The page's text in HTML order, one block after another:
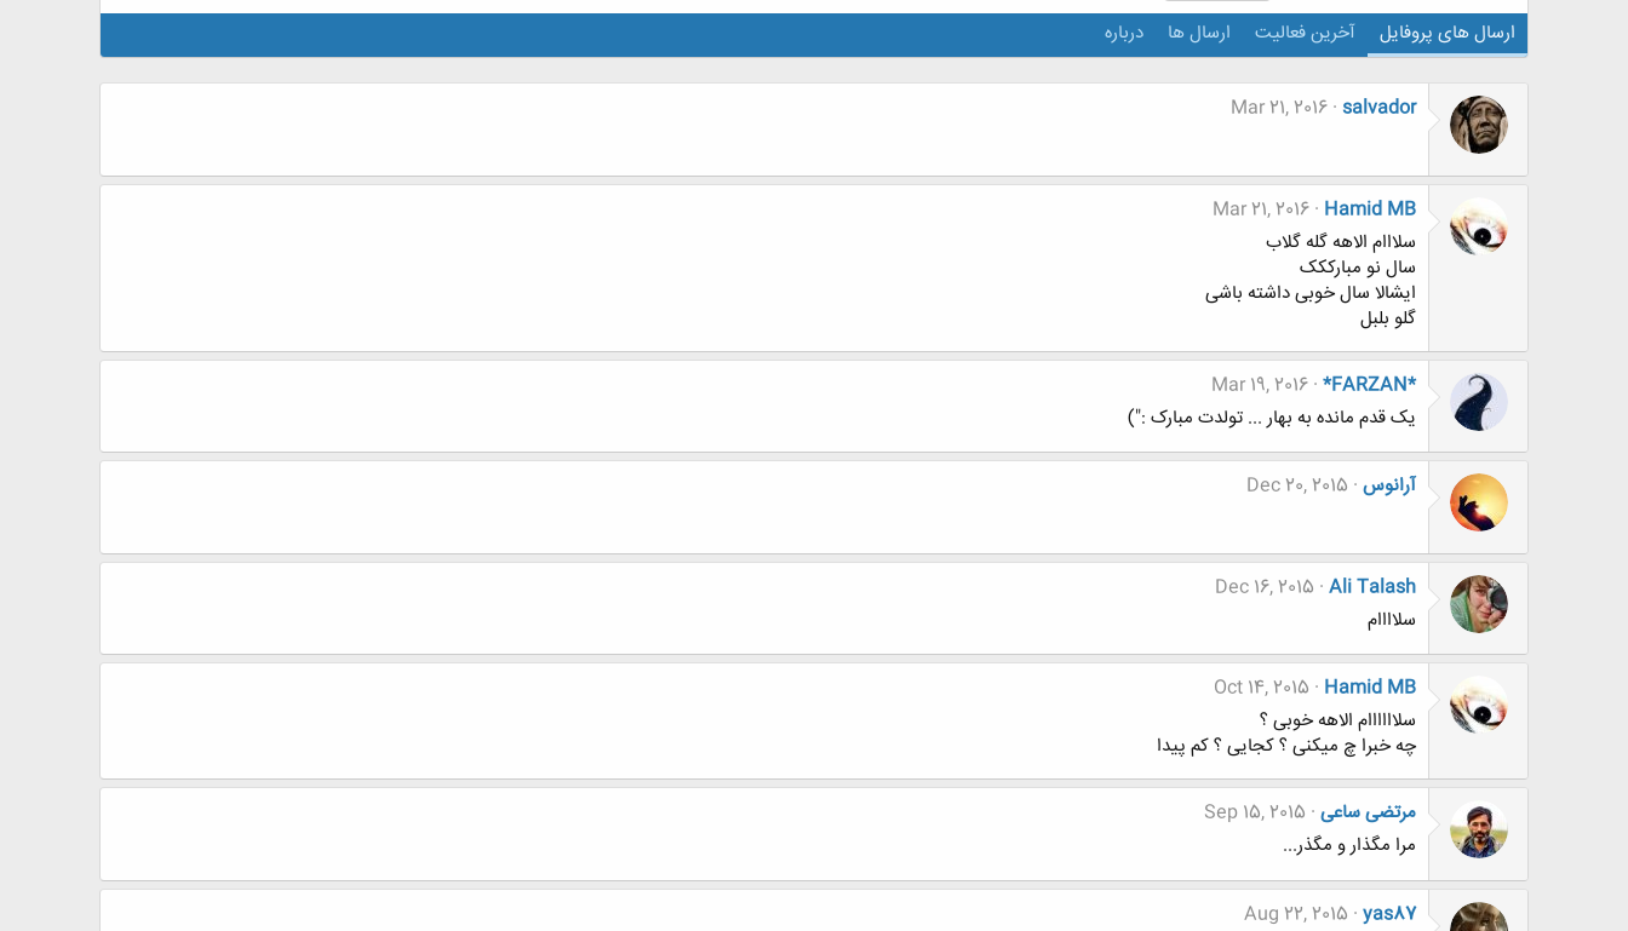
ارسال های پروفایل آخرین فعالیت ارسال ها درباره
salvador
Mar 21, 2016
Hamid MB
Mar 21, 2016
سلااام الاهه گله گلاب
سال نو مبارککک
ایشالا سال خوبی داشته باشی
گلو بلبل
*FARZAN*
Mar 19, 2016
یک قدم مانده به بهار ... تولدت مبارک :")
آرانوس Dec 20, 2015
Ali Talash
Dec 16, 2015
سلاااام
Hamid MB
Oct 14, 2015
سلاااااام الاهه خوبی ؟
چه خبرا چ میکنی ؟ کجایی ؟ کم پیدا
مرتضی ساعی Sep 15, 2015
مرا مگذار و مگذر...
yas87
Aug 22, 2015